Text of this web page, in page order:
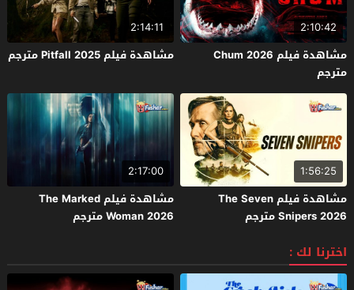
2:10:42
مشاهدة فيلم Chum 2026
مترجم
2:14:11
مشاهدة فيلم Pitfall 2025 مترجم
1:56:25
مشاهدة فيلم The Seven
Snipers 2026 مترجم
2:17:00
مشاهدة فيلم The Marked
Woman 2026 مترجم
اخترنا لك :